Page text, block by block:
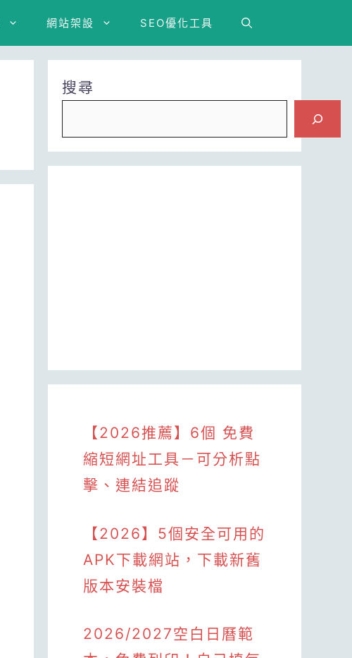
網站架設 SEO優化工具
搜尋
【2026推薦】6個 免費
縮短網址工具－可分析點
擊、連結追蹤
【2026】5個安全可用的
APK下載網站，下載新舊
版本安裝檔
2026/2027空白日曆範